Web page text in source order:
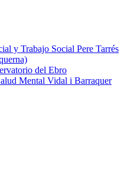
y Trabajo Social Pere Tarrés
del Ebro
Mental Vidal i Barraquer